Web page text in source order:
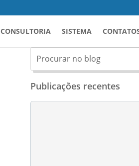
CONSULTORIA SISTEMA
Publicações recentes